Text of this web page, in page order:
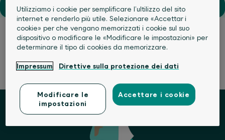
Richiedere una consulenza
Utilizziamo i cookie per semplificare l’ultilizzo del sito
internet e renderlo più utile. Selezionare «Accettar i
cookie» per che vengano memorizzati i cookie sul suo
dispositivo o modificare le «Modificare le impostazioni» per
determinare il tipo di cookies da memorizzare.
Impressum Direttive sulla protezione dei dati
Modificare le
impostazioni
Accettare i cookie